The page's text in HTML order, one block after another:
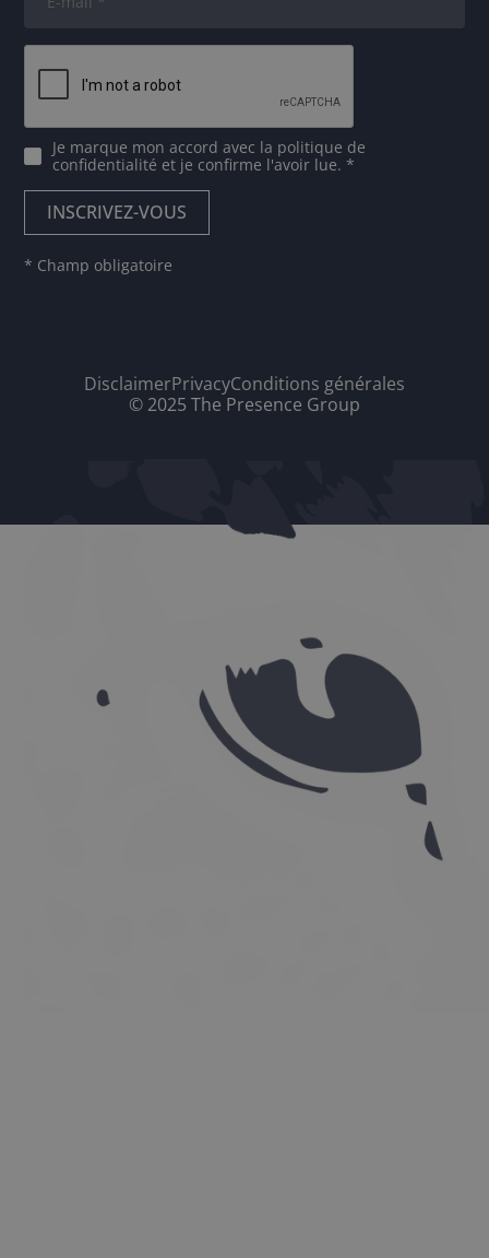
Je marque mon accord avec la politique de
confidentialité et je confirme l'avoir lue. *
* Champ obligatoire
DisclaimerPrivacyConditions générales
© 2025 The Presence Group